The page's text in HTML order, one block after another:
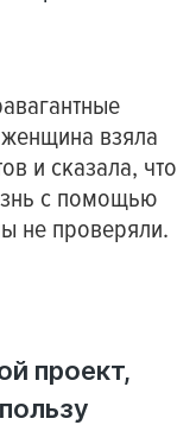
взяла
и сказала, что
с помощью
не проверяли.
проект,